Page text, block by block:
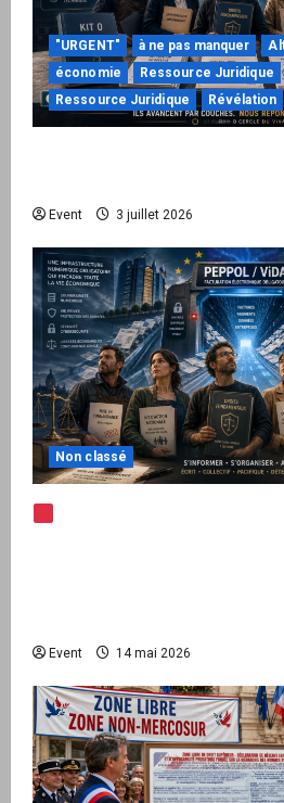
"URGENT" à ne pas manquer
économie
Ressource Juridique
Ressource Juridique
Révélation
Event 3 juillet 2026
Non classé
Event 14 mai 2026